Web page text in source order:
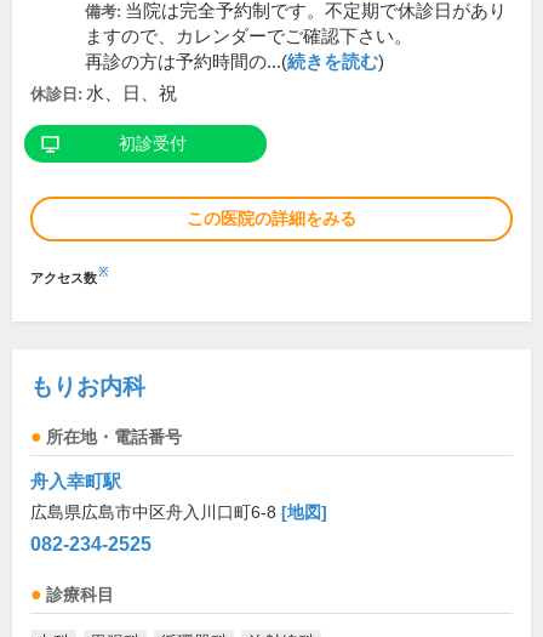
備考: 当院は完全予約制です。不定期で休診日があり
ますので、カレンダーでご確認下さい。
再診の方は予約時間の...(続きを読む)
休診日: 水、日、祝
初診受付
この医院の詳細をみる
アクセス数※
もりお内科
所在地・電話番号
舟入幸町駅
広島県広島市中区舟入川口町6-8 [地図]
082-234-2525
診療科目